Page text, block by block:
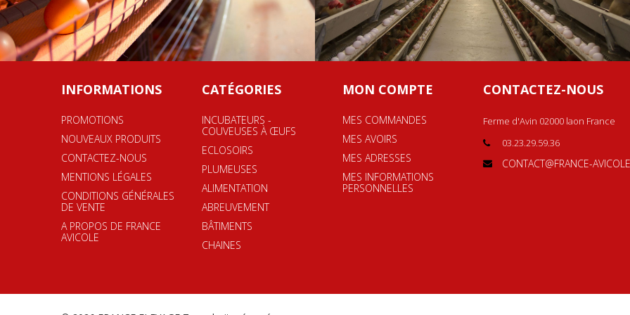
INFORMATIONS
PROMOTIONS
NOUVEAUX PRODUITS
CONTACTEZ-NOUS
MENTIONS LÉGALES
CONDITIONS GÉNÉRALES
DE VENTE
A PROPOS DE FRANCE
AVICOLE
CATÉGORIES
INCUBATEURS -
COUVEUSES À ŒUFS
ECLOSOIRS
PLUMEUSES
ALIMENTATION
ABREUVEMENT
BÂTIMENTS
CHAINES
MON COMPTE
MES COMMANDES
MES AVOIRS
MES ADRESSES
MES INFORMATIONS
PERSONNELLES
CONTACTEZ-NOUS
Ferme d'Avin 02000 laon France
03.23.29.59.36
CONTACT@FRANCE-